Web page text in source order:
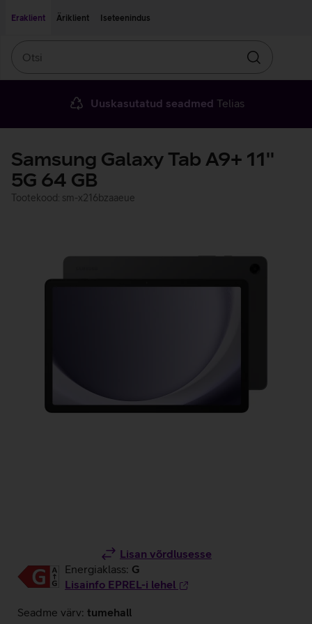
Eraklient
Äriklient Iseteenindus
Otsin
Uuskasutatud seadmed Telias
Samsung Galaxy Tab A9+ 11''
5G 64 GB
Tootekood: sm-x216bzaaeue
Lisan võrdlusesse
Energiaklass: G
Lisainfo EPREL-i lehel
Seadme värv: tumehall